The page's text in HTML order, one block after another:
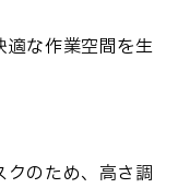
適な作業空間を生
クのため、高さ調